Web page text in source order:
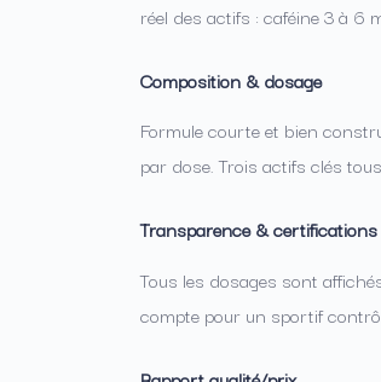
réel des actifs : caféine 3 à 6
Composition & dosage
Formule courte et bien
par dose. Trois actifs clés
Transparence & certifications
Tous les dosages sont
compte pour un sportif